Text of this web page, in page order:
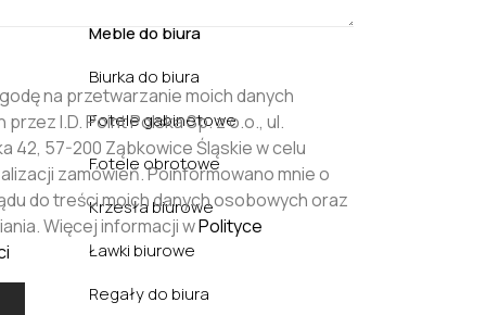
Meble do biura
Biurka do biura
Fotele gabinetowe
Fotele obrotowe
Krzesła biurowe
Ławki biurowe
Regały do biura
na przetwarzanie moich danych
I.D. Point Polska Sp. z o.o., ul.
42, 57-200 Ząbkowice Śląskie w celu
zamówień. Poinformowano mnie o
do treści moich danych osobowych oraz
Więcej informacji wPolityce